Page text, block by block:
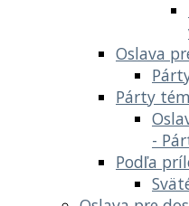
Oslava
Párty
-
Podľa